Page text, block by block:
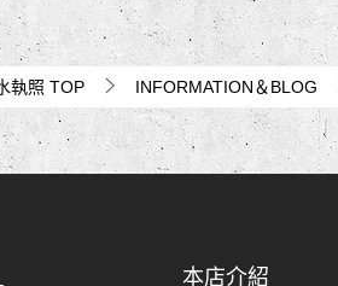
執照 TOP INFORMATION＆BLOG
本店介紹